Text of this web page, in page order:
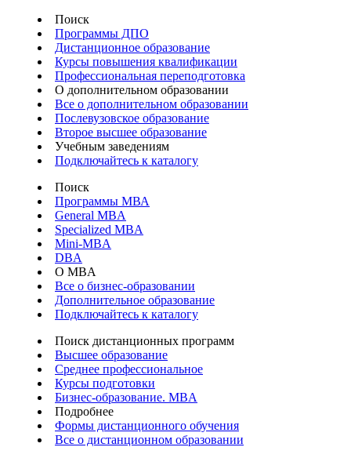
Поиск
Программы ДПО
Дистанционное образование
Курсы повышения квалификации
Профессиональная переподготовка
О дополнительном образовании
Все о дополнительном образовании
Послевузовское образование
Второе высшее образование
Учебным заведениям
Подключайтесь к каталогу
Поиск
Программы МВА
General MBA
Specialized MBA
Mini-MBA
DBA
О MBA
Все о бизнес-образовании
Дополнительное образование
Подключайтесь к каталогу
Поиск дистанционных программ
Высшее образование
Среднее профессиональное
Курсы подготовки
Бизнес-образование. MBA
Подробнее
Формы дистанционного обучения
Все о дистанционном образовании